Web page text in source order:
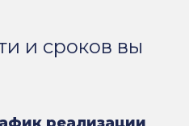
и сроков вы